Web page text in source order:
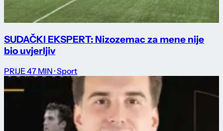
SUDAČKI EKSPERT: Nizozemac za mene nije
bio uvjerljiv
PRIJE 47 MIN · Sport